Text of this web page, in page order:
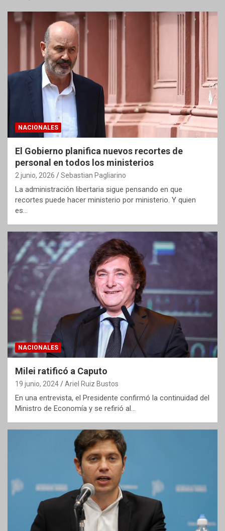
NACIONALES
El Gobierno planifica nuevos recortes de
personal en todos los ministerios
2 junio, 2026 Sebastian Pagliarino
La administración libertaria sigue pensando en que
recortes puede hacer ministerio por ministerio. Y quien
es…
NACIONALES
Milei ratificó a Caputo
19 junio, 2024 Ariel Ruiz Bustos
En una entrevista, el Presidente confirmó la continuidad del
Ministro de Economía y se refirió al…